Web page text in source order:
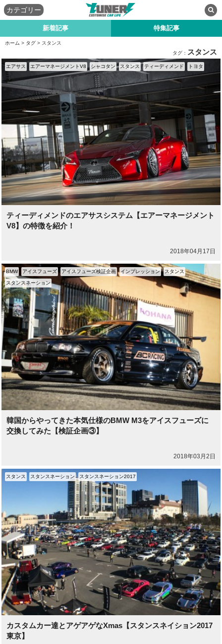
カテゴリー
新着記事 特集記事
ホーム > タグ > スタンス
タグ： スタンス
ティーディメンドのエアサスシステム【エアーマネージメント
V8】の特徴を紹介！
2018年04月17日
エアサス エアーマネージメントV8 シャコタン スタンス ティーディメンド トヨタ
韓国からやってきた本気仕様のBMW M3をアイスフューズに
交換してみた【検証企画③】
2018年03月2日
BMW アイスフューズ アイスフューズ検証企画 インプレッション スタンス
スタンスネーション
カスタムカー達とアゲアゲなXmas【スタンスネイション2017
東京】
スタンス スタンスネーション スタンスネーション2017